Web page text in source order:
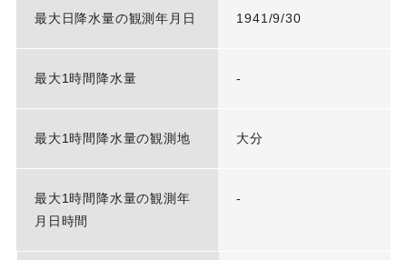
最大日降水量の観測年月日 1941/9/30
最大1時間降水量 -
最大1時間降水量の観測地 大分
最大1時間降水量の観測年
月日時間
-